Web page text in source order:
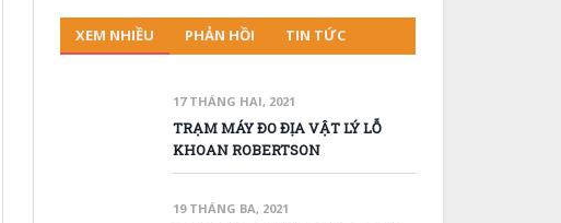
XEM NHIỀU PHẢN HỒI TIN TỨC
17 THÁNG HAI, 2021
TRẠM MÁY ĐO ĐỊA VẬT LÝ LỖ
KHOAN ROBERTSON
19 THÁNG BA, 2021